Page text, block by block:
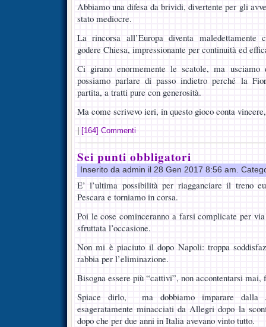
Abbiamo una difesa da brividi, divertente per gli
stato mediocre.
La rincorsa all’Europa diventa maledettamente
godere Chiesa, impressionante per continuità ed
Ci girano enormemente le scatole, ma
possiamo parlare di passo indietro perché la
partita, a tratti pure con generosità.
Ma come scrivevo ieri, in questo gioco conta
[164] Commenti
Sei punti obbligatori
Inserito da admin il 28 Gen 2017 8:56 am.
E’ l’ultima possibilità per riagganciare il treno
Pescara e torniamo in corsa.
Poi le cose cominceranno a farsi complicate per
sfruttata l’occasione.
Non mi è piaciuto il dopo Napoli: troppa
rabbia per l’eliminazione.
Bisogna essere più “cattivi”, non accontentarsi
Spiace dirlo, ma dobbiamo imparare dalla
esageratamente minacciati da Allegri dopo la
dopo che per due anni in Italia avevano vinto tutto.